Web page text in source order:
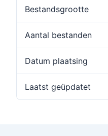
Bestandsgrootte
Aantal bestanden
Datum plaatsing
Laatst geüpdatet